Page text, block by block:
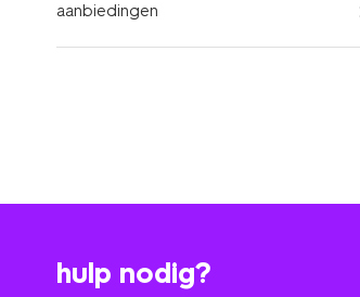
aanbiedingen
hulp nodig?